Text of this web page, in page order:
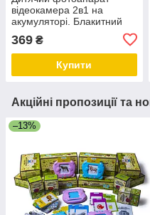
відеокамера 2в1 на
акумуляторі. Блакитний
369 ₴
Купити
Акційні пропозиції та
–13%